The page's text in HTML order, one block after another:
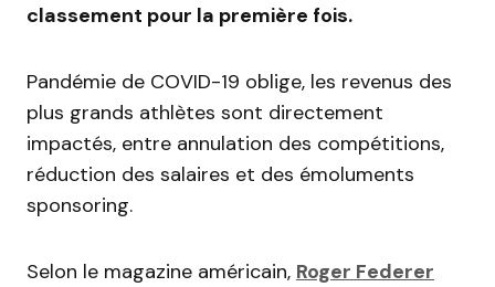
classement pour la première fois.
Pandémie de COVID-19 oblige, les revenus des
plus grands athlètes sont directement
impactés, entre annulation des compétitions,
réduction des salaires et des émoluments
sponsoring.
Selon le magazine américain, Roger Federer